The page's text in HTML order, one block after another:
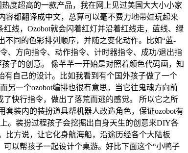
度超高的一款产品，我在网上见过美国大大小小家
容都翻译成中文，总算可以毫不费力地带娃玩起来
线，Ozobot就会闪着红灯并沿着红线走，蓝线、绿
同的色彩排列顺序，并随之变化动作。比如“蓝-
、方向指令、动作指令、计时器指令、成功/退出指
子的创意。 像芊芊一开始是对照着颜色代码画，知
有自己的设计。比如我看到有个国外孩子做了一个
另一个ozobot编排也很有意思，当它往鬼魂方向前
快行指令，做出了落荒而逃的感觉。 所以它之所
装内的装扮道具帮机器人改造角色，保证ozobot有
。装扮过程孩子会挖掘出自身天生的创意来DIY各
比方说，让它化身航海船，沿途历经各个大陆板
以帮孩子一起设计个桌游。好比下面这个“小鸭子